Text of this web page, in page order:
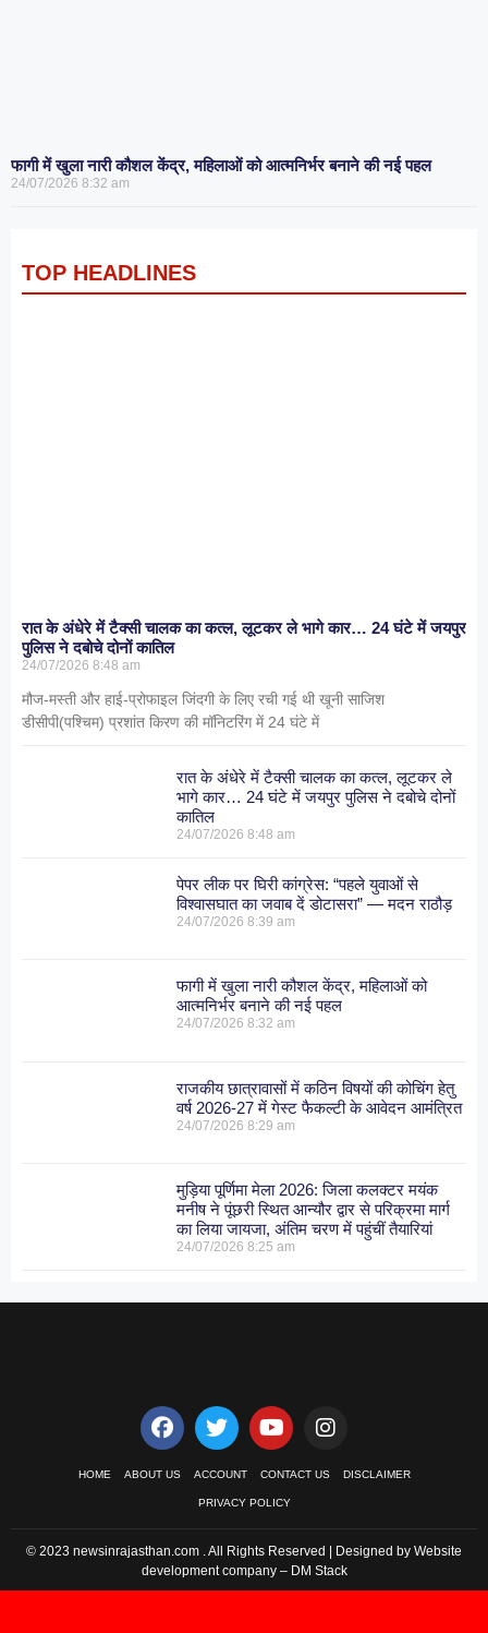
फागी में खुला नारी कौशल केंद्र, महिलाओं को आत्मनिर्भर बनाने की नई पहल
24/07/2026 8:32 am
TOP HEADLINES
रात के अंधेरे में टैक्सी चालक का कत्ल, लूटकर ले भागे कार… 24 घंटे में जयपुर
पुलिस ने दबोचे दोनों कातिल
24/07/2026 8:48 am
मौज-मस्ती और हाई-प्रोफाइल जिंदगी के लिए रची गई थी खूनी साजिश
डीसीपी(पश्चिम) प्रशांत किरण की मॉनिटरिंग में 24 घंटे में
रात के अंधेरे में टैक्सी चालक का कत्ल, लूटकर ले
भागे कार… 24 घंटे में जयपुर पुलिस ने दबोचे दोनों
कातिल
24/07/20268:48 am
पेपर लीक पर घिरी कांग्रेस: “पहले युवाओं से
विश्वासघात का जवाब दें डोटासरा” — मदन राठौड़
24/07/20268:39 am
फागी में खुला नारी कौशल केंद्र, महिलाओं को
आत्मनिर्भर बनाने की नई पहल
24/07/20268:32 am
राजकीय छात्रावासों में कठिन विषयों की कोचिंग हेतु
वर्ष 2026-27 में गेस्ट फैकल्टी के आवेदन आमंत्रित
24/07/20268:29 am
मुड़िया पूर्णिमा मेला 2026: जिला कलक्टर मयंक
मनीष ने पूंछरी स्थित आन्यौर द्वार से परिक्रमा मार्ग
का लिया जायजा, अंतिम चरण में पहुंचीं तैयारियां
24/07/20268:25 am
HOME ABOUT US ACCOUNT CONTACT US DISCLAIMER
PRIVACY POLICY
© 2023 newsinrajasthan.com . All Rights Reserved | Designed by Website
development company – DM Stack